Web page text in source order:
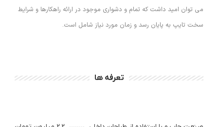
می توان امید داشت که تمام و دشواری موجود در ارائه راهکارها و شرایط
سخت تایپ به پایان رسد و زمان مورد نیاز شامل است.
تعرفه ها